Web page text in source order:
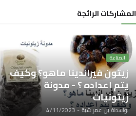
المشاركات الرائجة
الصناعة
زيتون فيراندينا ماهو؟ وكيف
يتم اعداده ؟ - مدونة
زيتونيات
بواسطةبن عمر شبة-
4/11/2023